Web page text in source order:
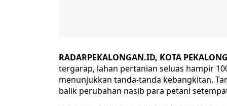
RADARPEKALONGAN.ID, KOTA
tergarap, lahan pertanian seluas hampir
menunjukkan tanda-tanda kebangkitan.
balik perubahan nasib para petani